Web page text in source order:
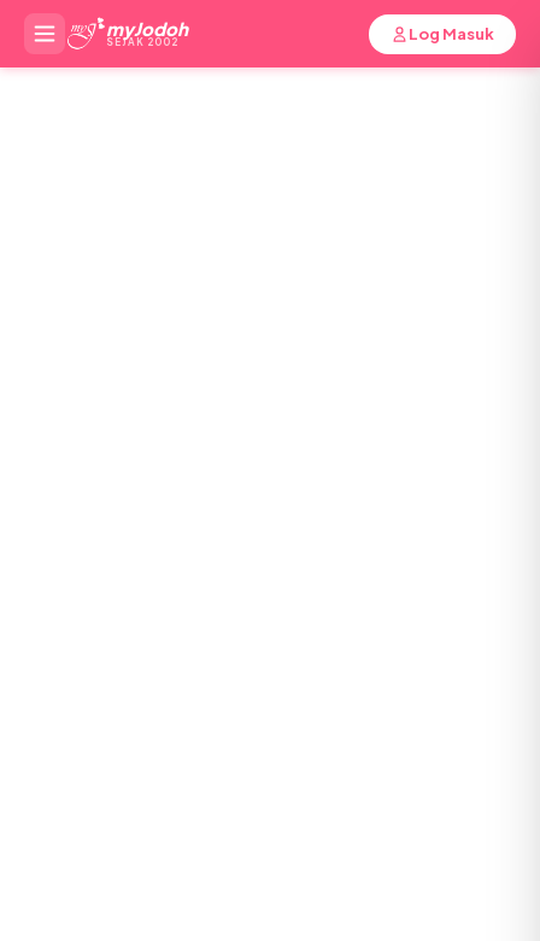
myJodoh
SEJAK 2002 Log Masuk